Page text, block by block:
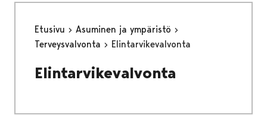
Etusivu
Asuminen ja ympäristö
Terveysvalvonta
Elintarvikevalvonta
Elintarvikevalvonta